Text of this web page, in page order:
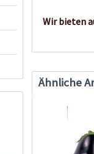
Wir bieten
Ähnliche